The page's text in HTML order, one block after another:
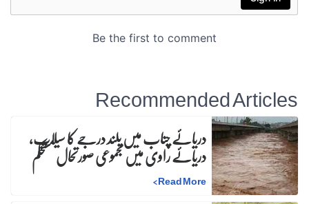
Recommended Articles
دریائے چناب میں بلند درجے کا سیلاب،
دریائے راوی میں مجموعی صورتحال مستحکم
Read More
>